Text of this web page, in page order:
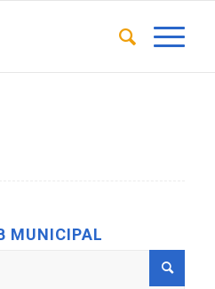
MUNICIPAL